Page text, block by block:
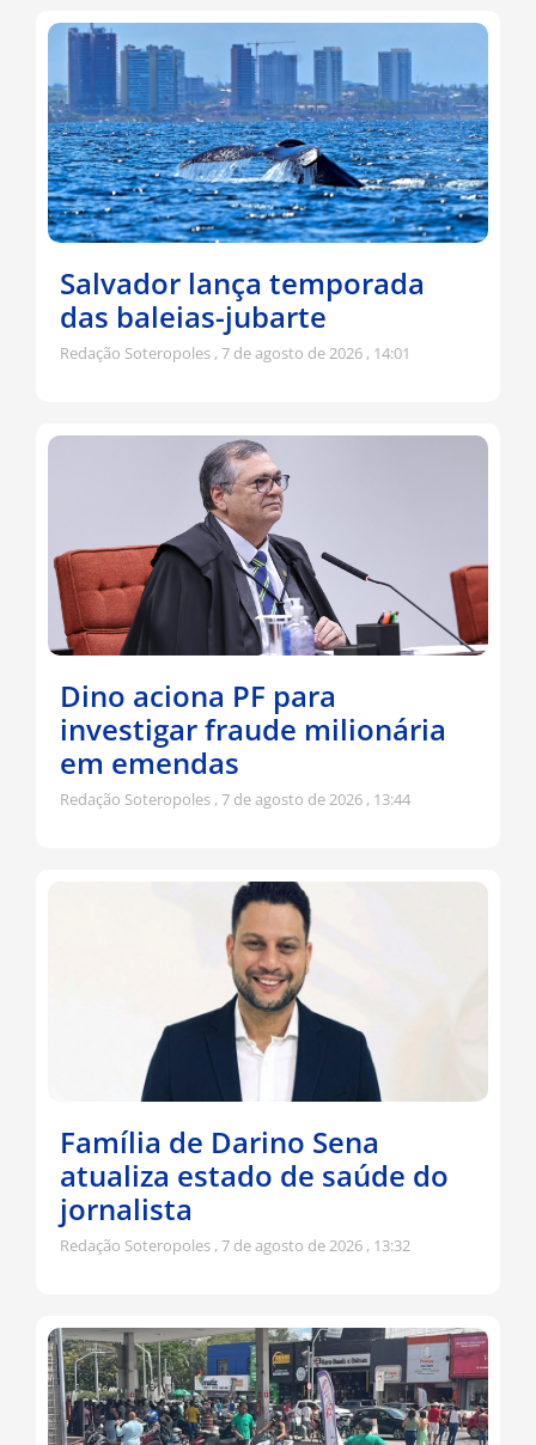
Salvador lança temporada
das baleias-jubarte
Redação Soteropoles 7 de agosto de 2026 14:01
Dino aciona PF para
investigar fraude milionária
em emendas
Redação Soteropoles 7 de agosto de 2026 13:44
Família de Darino Sena
atualiza estado de saúde do
jornalista
Redação Soteropoles 7 de agosto de 2026 13:32